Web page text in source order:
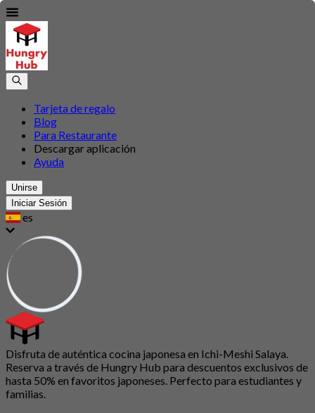
Tarjeta de regalo
Blog
Para Restaurante
Descargar aplicación
Ayuda
Unirse
Iniciar Sesión
es
Disfruta de auténtica cocina japonesa en Ichi-Meshi Salaya.
Reserva a través de Hungry Hub para descuentos exclusivos de
hasta 50% en favoritos japoneses. Perfecto para estudiantes y
familias.